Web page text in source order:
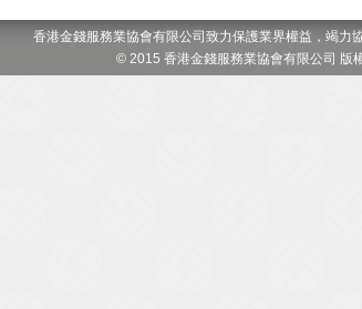
香港金錢服務業協會有限公司致力保護業界權益，竭力
© 2015 香港金錢服務業協會有限公司